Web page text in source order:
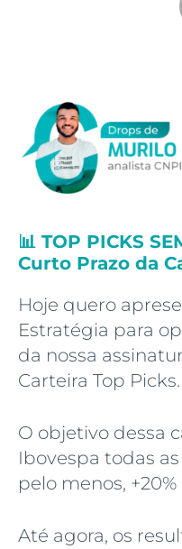
📊 TOP PICKS
Curto Prazo da
Hoje quero
Estratégia para
da nossa
Carteira Top Picks.
O objetivo dessa
Ibovespa todas
pelo menos,
Até agora, os